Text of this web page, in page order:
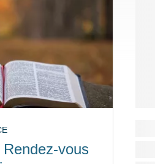
Rendez-vous